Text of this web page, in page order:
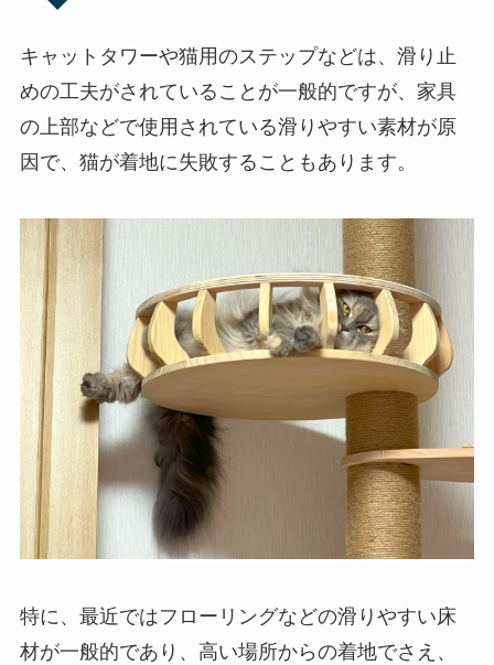
キャットタワーや猫用のステップなどは、滑り止
めの工夫がされていることが一般的ですが、家具
の上部などで使用されている滑りやすい素材が原
因で、猫が着地に失敗することもあります。
特に、最近ではフローリングなどの滑りやすい床
材が一般的であり、高い場所からの着地でさえ、